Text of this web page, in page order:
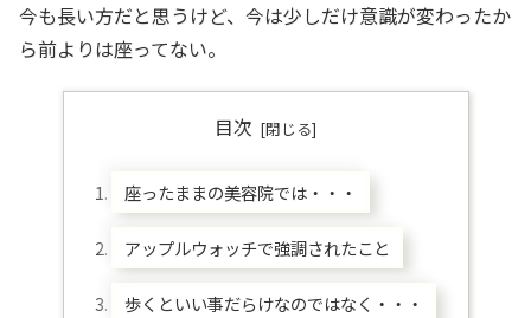
今も長い方だと思うけど、今は少しだけ意識が変わったか
ら前よりは座ってない。
目次
座ったままの美容院では・・・
アップルウォッチで強調されたこと
歩くといい事だらけなのではなく・・・